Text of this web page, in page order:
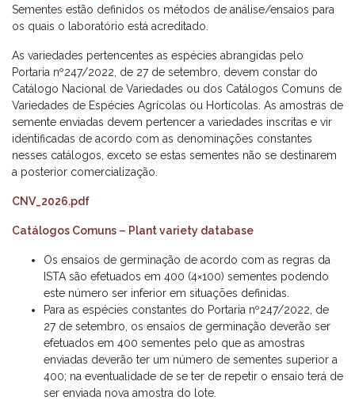
Sementes estão definidos os métodos de análise/ensaios para
os quais o laboratório está acreditado.
As variedades pertencentes as espécies abrangidas pelo
Portaria nº247/2022, de 27 de setembro, devem constar do
Catálogo Nacional de Variedades ou dos Catálogos Comuns de
Variedades de Espécies Agrícolas ou Hortícolas. As amostras de
semente enviadas devem pertencer a variedades inscritas e vir
identificadas de acordo com as denominações constantes
nesses catálogos, exceto se estas sementes não se destinarem
a posterior comercialização.
CNV_2026.pdf
Catálogos Comuns – Plant variety database
Os ensaios de germinação de acordo com as regras da
ISTA são efetuados em 400 (4×100) sementes podendo
este número ser inferior em situações definidas.
Para as espécies constantes do Portaria nº247/2022, de
27 de setembro, os ensaios de germinação deverão ser
efetuados em 400 sementes pelo que as amostras
enviadas deverão ter um número de sementes superior a
400; na eventualidade de se ter de repetir o ensaio terá de
ser enviada nova amostra do lote.